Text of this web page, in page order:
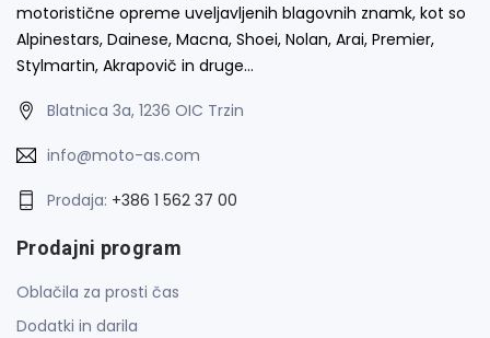
motoristične opreme uveljavljenih blagovnih znamk, kot so
Alpinestars, Dainese, Macna, Shoei, Nolan, Arai, Premier,
Stylmartin, Akrapovič in druge…
Blatnica 3a, 1236 OIC Trzin
info@moto-as.com
Prodaja: +386 1 562 37 00
Prodajni program
Oblačila za prosti čas
Dodatki in darila